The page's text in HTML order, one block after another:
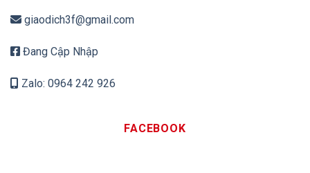
giaodich3f@gmail.com
Đang Cập Nhập
Zalo: 0964 242 926
FACEBOOK